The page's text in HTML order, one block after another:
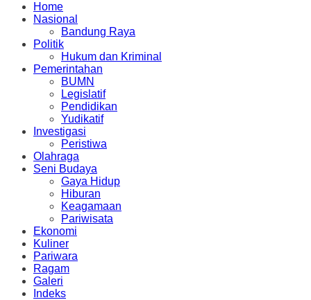
Home
Nasional
Bandung Raya
Politik
Hukum dan Kriminal
Pemerintahan
BUMN
Legislatif
Pendidikan
Yudikatif
Investigasi
Peristiwa
Olahraga
Seni Budaya
Gaya Hidup
Hiburan
Keagamaan
Pariwisata
Ekonomi
Kuliner
Pariwara
Ragam
Galeri
Indeks